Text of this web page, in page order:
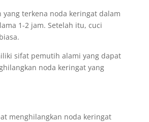
yang terkena noda keringat dalam
1-2 jam. Setelah itu, cuci
sifat pemutih alami yang dapat
noda keringat yang
menghilangkan noda keringat